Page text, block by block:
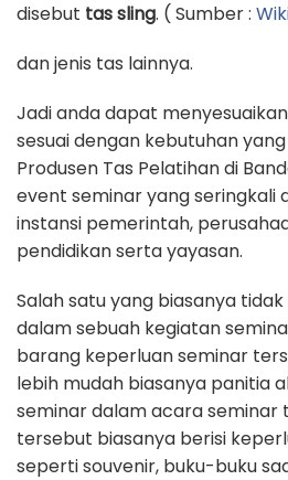
disebut tas sling. ( Sumber :
dan jenis tas lainnya.
Jadi anda dapat
sesuai dengan kebutuhan
Produsen Tas Pelatihan di
event seminar yang seringkali
instansi pemerintah,
pendidikan serta yayasan.
Salah satu yang biasanya
dalam sebuah kegiatan
barang keperluan seminar
lebih mudah biasanya panitia
seminar dalam acara seminar
tersebut biasanya berisi
seperti souvenir, buku-buku